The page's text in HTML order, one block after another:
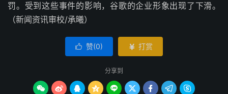
罚。受到这些事件的影响，谷歌的企业形象出现了下滑。
（新闻资讯审校/承曦）
 赞(0)  打赏
分享到
        